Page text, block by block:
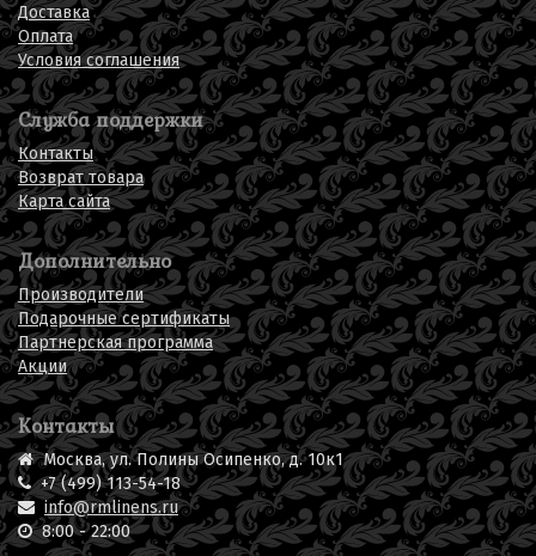
Доставка
Оплата
Условия соглашения
Служба поддержки
Контакты
Возврат товара
Карта сайта
Дополнительно
Производители
Подарочные сертификаты
Партнерская программа
Акции
Контакты
Москва, ул. Полины Осипенко, д. 10к1
+7 (499) 113-54-18
info@rmlinens.ru
8:00 - 22:00